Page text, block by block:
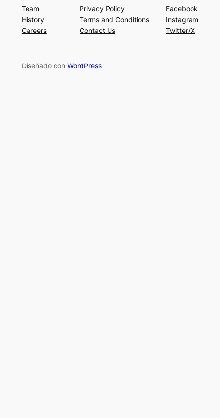
Team
History
Careers
Privacy Policy
Terms and Conditions
Contact Us
Facebook
Instagram
Twitter/X
Diseñado con WordPress